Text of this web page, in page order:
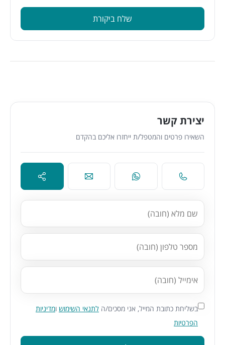
שלח ביקורת
יצירת קשר
השאירו פרטים והמטפל/ת ייחזרו אליכם בהקדם
בשליחת כתובת המייל, אני מסכים/ה לתנאי השימוש ומדיניות
הפרטיות